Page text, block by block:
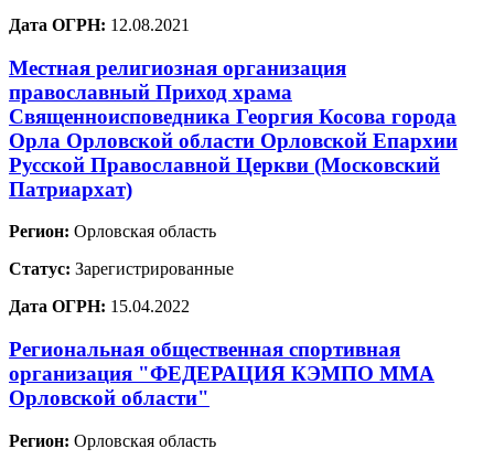
Дата ОГРН: 12.08.2021
Местная религиозная организация
православный Приход храма
Священноисповедника Георгия Косова города
Орла Орловской области Орловской Епархии
Русской Православной Церкви (Московский
Патриархат)
Регион: Орловская область
Статус: Зарегистрированные
Дата ОГРН: 15.04.2022
Региональная общественная спортивная
организация "ФЕДЕРАЦИЯ КЭМПО ММА
Орловской области"
Регион: Орловская область